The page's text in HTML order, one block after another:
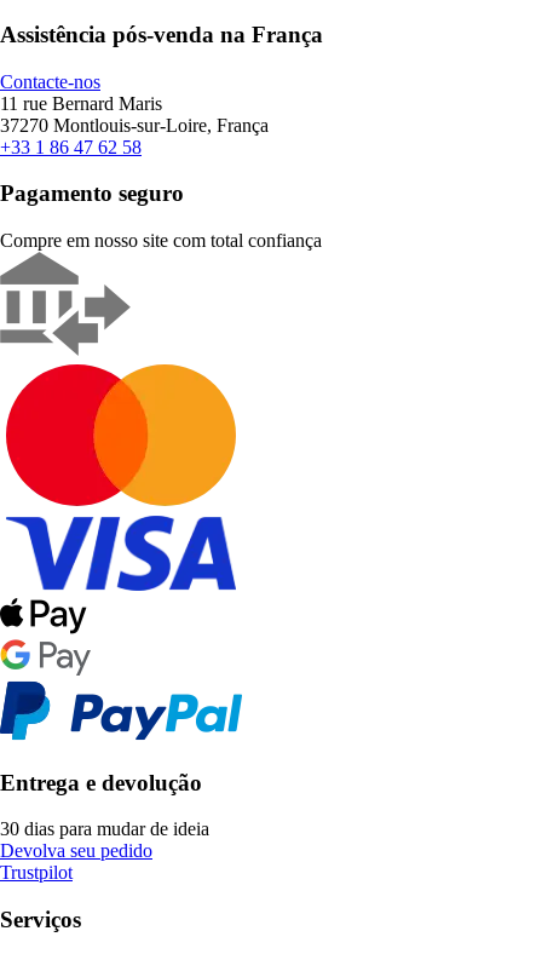
Assistência pós-venda na França
Contacte-nos
11 rue Bernard Maris
37270 Montlouis-sur-Loire, França
+33 1 86 47 62 58
Pagamento seguro
Compre em nosso site com total confiança
Entrega e devolução
30 dias para mudar de ideia
Devolva seu pedido
Trustpilot
Serviços